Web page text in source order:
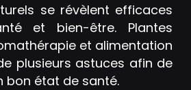
se révèlent efficaces
et bien-être. Plantes
et alimentation
plusieurs astuces afin de
bon état de santé.